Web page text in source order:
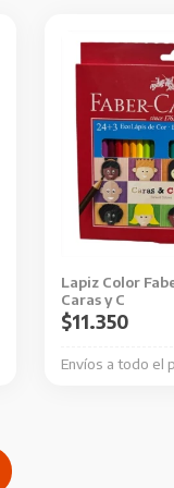
Lapiz Color
Caras y C
Envíos a todo el
$11.350